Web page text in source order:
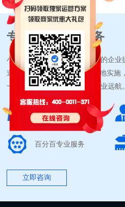
专业的企业级服务
小鹅通24小时在线服务，为您的企
道，从产品咨询到产品方案落地实施
一对一MVP服务社区，助力企业远航。
多渠道售后支持
百分百专业服务
立即咨询